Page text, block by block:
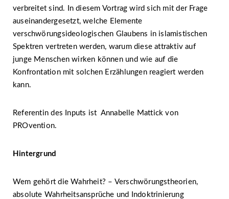
verbreitet sind. In diesem Vortrag wird sich mit der Frage
auseinandergesetzt, welche Elemente
verschwörungsideologischen Glaubens in islamistischen
Spektren vertreten werden, warum diese attraktiv auf
junge Menschen wirken können und wie auf die
Konfrontation mit solchen Erzählungen reagiert werden
kann.
Referentin des Inputs ist Annabelle Mattick von
PROvention.
Hintergrund
Wem gehört die Wahrheit? – Verschwörungstheorien,
absolute Wahrheitsansprüche und Indoktrinierung